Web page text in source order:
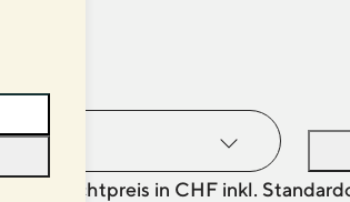
Richtpreis in CHF inkl.